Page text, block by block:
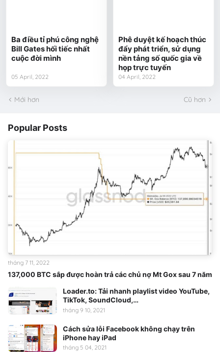
Ba điều tỉ phú công nghệ
Bill Gates hối tiếc nhất
cuộc đời mình
05 April, 2022
Phê duyệt kế hoạch thúc
đẩy phát triển, sử dụng
nền tảng số quốc gia về
họp trực tuyến
04 April, 2022
Mới hơn Cũ hơn
Popular Posts
137,000 BTC sắp được hoàn trả các chủ nợ Mt Gox sau 7 năm
tháng 7 11, 2022
Loader.to: Tải nhanh playlist video YouTube,
TikTok, SoundCloud,…
tháng 9 10, 2021
Cách sửa lỗi Facebook không chạy trên
iPhone hay iPad
tháng 5 04, 2021